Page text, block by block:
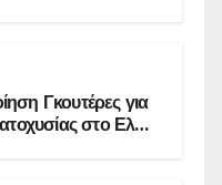
Γκουτέρες για
στο Ελ